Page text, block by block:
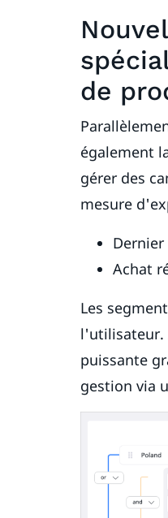
de
également
gérer des
mesure
Achat
Les
l'utilisateur.
puissante
gestion via